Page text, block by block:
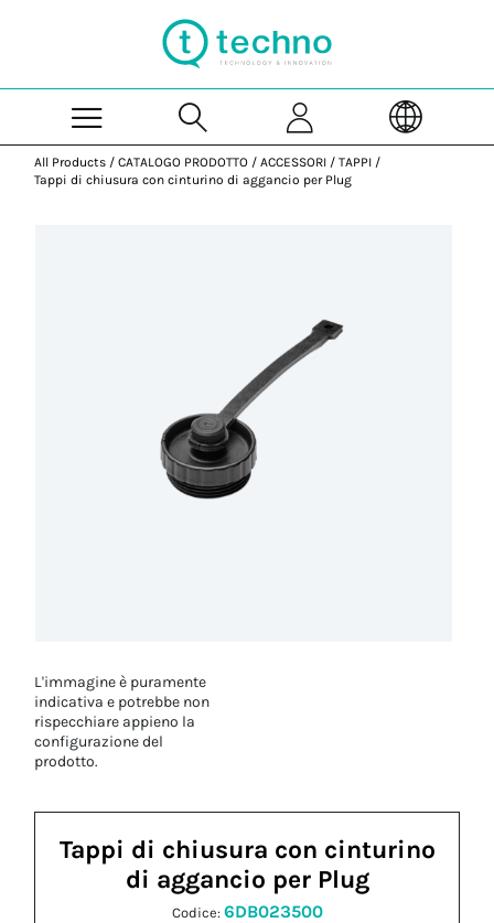
All Products / CATALOGO PRODOTTO / ACCESSORI / TAPPI /
Tappi di chiusura con cinturino di aggancio per Plug
L'immagine è puramente
indicativa e potrebbe non
rispecchiare appieno la
configurazione del
prodotto.
Tappi di chiusura con cinturino
di aggancio per Plug
Codice: 6DB023500